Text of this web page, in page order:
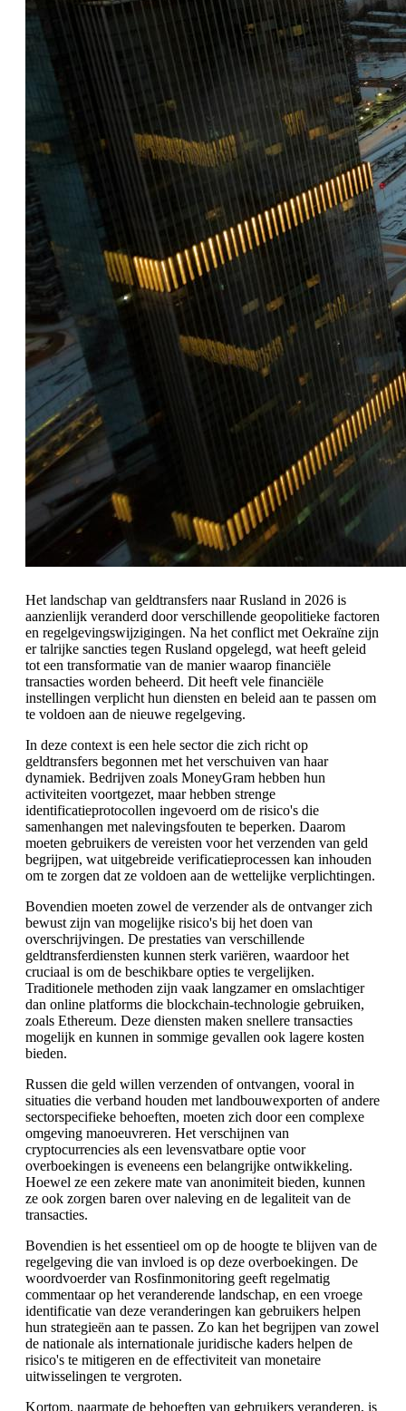
Het landschap van geldtransfers naar Rusland in 2026 is
aanzienlijk veranderd door verschillende geopolitieke factoren
en regelgevingswijzigingen. Na het conflict met Oekraïne zijn
er talrijke sancties tegen Rusland opgelegd, wat heeft geleid
tot een transformatie van de manier waarop financiële
transacties worden beheerd. Dit heeft vele financiële
instellingen verplicht hun diensten en beleid aan te passen om
te voldoen aan de nieuwe regelgeving.
In deze context is een hele sector die zich richt op
geldtransfers begonnen met het verschuiven van haar
dynamiek. Bedrijven zoals MoneyGram hebben hun
activiteiten voortgezet, maar hebben strenge
identificatieprotocollen ingevoerd om de risico's die
samenhangen met nalevingsfouten te beperken. Daarom
moeten gebruikers de vereisten voor het verzenden van geld
begrijpen, wat uitgebreide verificatieprocessen kan inhouden
om te zorgen dat ze voldoen aan de wettelijke verplichtingen.
Bovendien moeten zowel de verzender als de ontvanger zich
bewust zijn van mogelijke risico's bij het doen van
overschrijvingen. De prestaties van verschillende
geldtransferdiensten kunnen sterk variëren, waardoor het
cruciaal is om de beschikbare opties te vergelijken.
Traditionele methoden zijn vaak langzamer en omslachtiger
dan online platforms die blockchain-technologie gebruiken,
zoals Ethereum. Deze diensten maken snellere transacties
mogelijk en kunnen in sommige gevallen ook lagere kosten
bieden.
Russen die geld willen verzenden of ontvangen, vooral in
situaties die verband houden met landbouwexporten of andere
sectorspecifieke behoeften, moeten zich door een complexe
omgeving manoeuvreren. Het verschijnen van
cryptocurrencies als een levensvatbare optie voor
overboekingen is eveneens een belangrijke ontwikkeling.
Hoewel ze een zekere mate van anonimiteit bieden, kunnen
ze ook zorgen baren over naleving en de legaliteit van de
transacties.
Bovendien is het essentieel om op de hoogte te blijven van de
regelgeving die van invloed is op deze overboekingen. De
woordvoerder van Rosfinmonitoring geeft regelmatig
commentaar op het veranderende landschap, en een vroege
identificatie van deze veranderingen kan gebruikers helpen
hun strategieën aan te passen. Zo kan het begrijpen van zowel
de nationale als internationale juridische kaders helpen de
risico's te mitigeren en de effectiviteit van monetaire
uitwisselingen te vergroten.
Kortom, naarmate de behoeften van gebruikers veranderen, is